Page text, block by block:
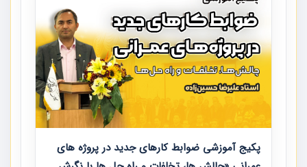
پکیج آموزشی ضوابط کارهای جدید در پروژه های